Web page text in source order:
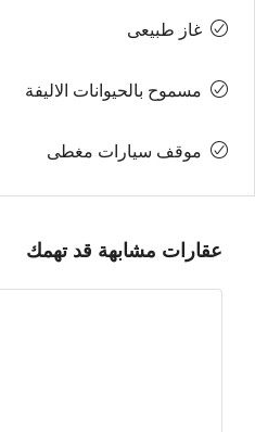
غاز طبيعى
مسموح بالحيوانات الاليفة
موقف سيارات مغطى
عقارات مشابهة قد تهمك